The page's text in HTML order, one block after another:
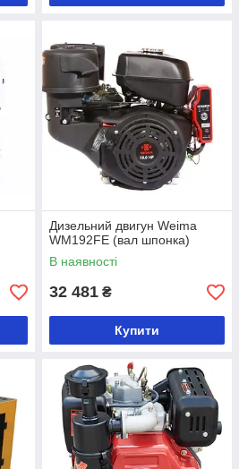
Дизельний двигун Weima
WM192FE (вал шпонка)
В наявності
32 481 ₴
Купити